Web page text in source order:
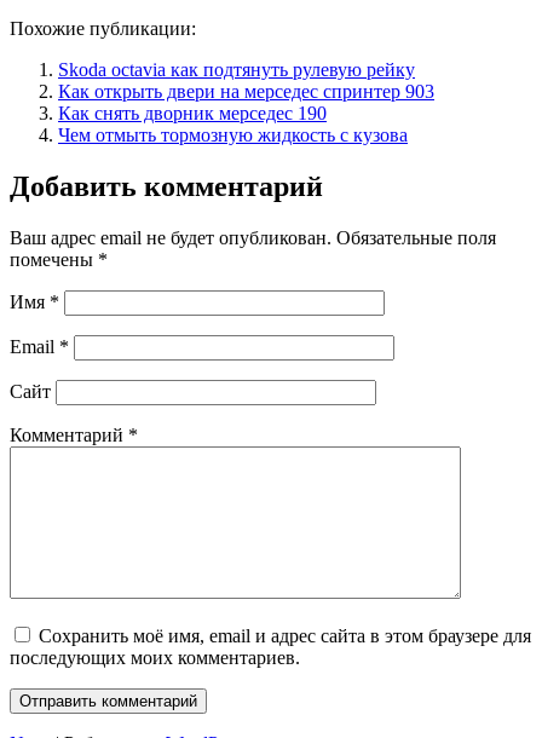
Похожие публикации:
Skoda octavia как подтянуть рулевую рейку
Как открыть двери на мерседес спринтер 903
Как снять дворник мерседес 190
Чем отмыть тормозную жидкость с кузова
Добавить комментарий
Ваш адрес email не будет опубликован. Обязательные поля
помечены *
Имя *
Email *
Сайт
Комментарий *
Сохранить моё имя, email и адрес сайта в этом браузере для
последующих моих комментариев.